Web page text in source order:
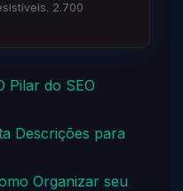
2.700
Pilar do SEO
Descrições para
Organizar seu